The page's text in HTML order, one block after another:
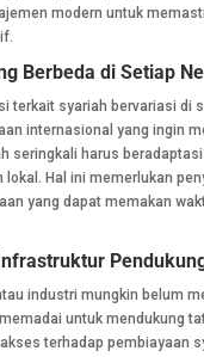
modern untuk
Berbeda di Setiap
terkait syariah bervariasi di
internasional yang ingin
seringkali harus
lokal. Hal ini memerlukan
yang dapat memakan
industri mungkin belum
untuk mendukung
terhadap pembiayaan